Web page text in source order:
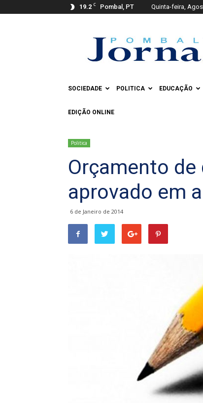
19.2 C Pombal, PT Quinta-feira,
Jornal
SOCIEDADE POLITICA EDUCAÇÃO
EDIÇÃO ONLINE
Politica
Orçamento
aprovado em
6 de Janeiro de 2014